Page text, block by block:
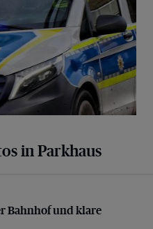
in Parkhaus
Bahnhof und klare Ansage
Bahnhof und klare